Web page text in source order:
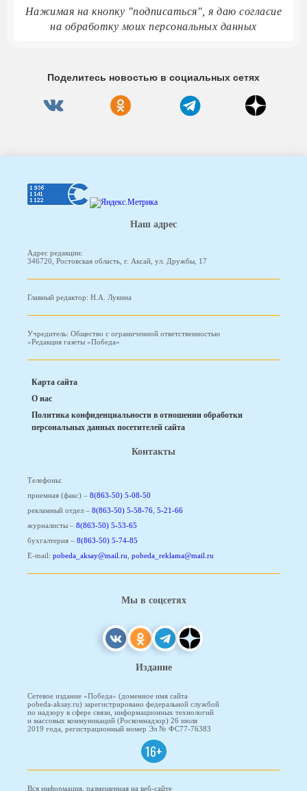
Нажимая на кнопку "подписаться", я даю согласие
на обработку моих персональных данных
Поделитесь новостью в социальных сетях
Наш адрес
Адрес редакции:
346720, Ростовская область, г. Аксай, ул. Дружбы, 17
Главный редактор: Н.А. Лукина
Учредитель: Общество с ограниченной ответственностью
«Редакция газеты «Победа»
Карта сайта
О нас
Политика конфиденциальности в отношении обработки
персональных данных посетителей сайта
Контакты
Телефоны:
приемная (факс) – 8(863-50) 5-08-50
рекламный отдел – 8(863-50) 5-58-76, 5-21-66
журналисты – 8(863-50) 5-53-65
бухгалтерия – 8(863-50) 5-74-85
E-mail: pobeda_aksay@mail.ru, pobeda_reklama@mail.ru
Мы в соцсетях
Издание
Сетевое издание «Победа» (доменное имя сайта
pobeda-aksay.ru) зарегистрировано федеральной службой
по надзору в сфере связи, информационных технологий
и массовых коммуникаций (Роскомнадзор) 26 июля
2019 года, регистрационный номер Эл № ФС77-76383
16+
Вся информация, размещенная на веб-сайте